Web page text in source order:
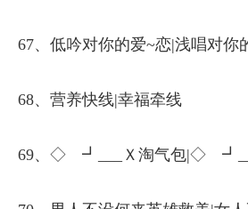
67、低吟对你的爱~恋|浅唱对你
68、营养快线|幸福牵线
69、◇ゞ┛___Ｘ淘气包|◇ゞ